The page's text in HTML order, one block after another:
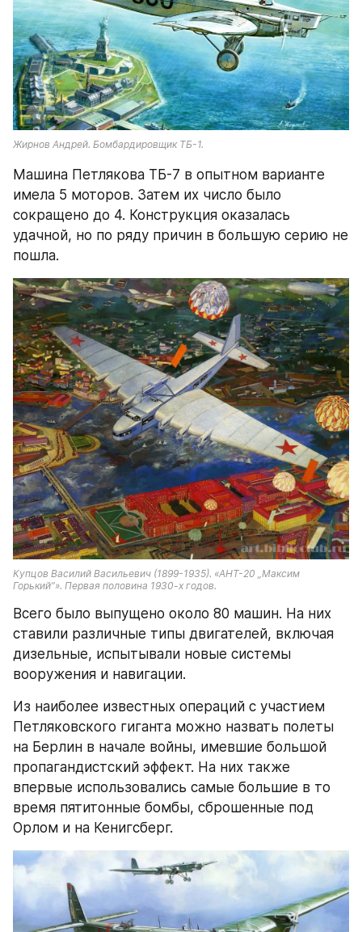
Жирнов Андрей. Бомбардировщик ТБ-1.
Машина Петлякова ТБ-7 в опытном варианте
имела 5 моторов. Затем их число было
сокращено до 4. Конструкция оказалась
удачной, но по ряду причин в большую серию не
пошла.
Купцов Василий Васильевич (1899-1935). «АНТ-20 „Максим
Горький”». Первая половина 1930-х годов.
Всего было выпущено около 80 машин. На них
ставили различные типы двигателей, включая
дизельные, испытывали новые системы
вооружения и навигации.
Из наиболее известных операций с участием
Петляковского гиганта можно назвать полеты
на Берлин в начале войны, имевшие большой
пропагандистский эффект. На них также
впервые использовались самые большие в то
время пятитонные бомбы, сброшенные под
Орлом и на Кенигсберг.